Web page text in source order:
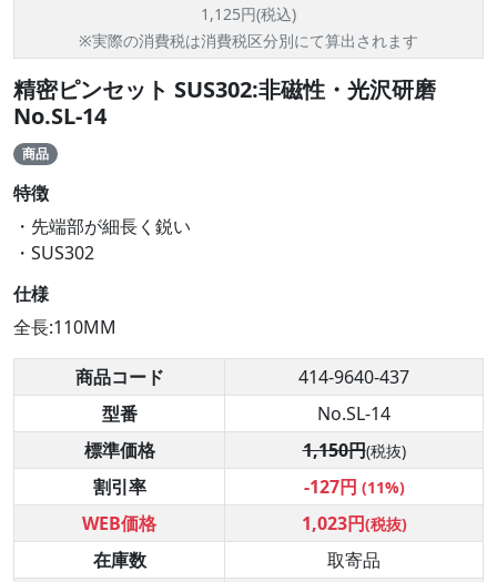
1,125円(税込)
※実際の消費税は消費税区分別にて算出されます
精密ピンセット SUS302:非磁性・光沢研磨
No.SL-14
商品
特徴
・先端部が細長く鋭い
・SUS302
仕様
全長:110MM
商品コード
414-9640-437
型番
No.SL-14
標準価格
1,150円(税抜)
割引率 -127円 (11%)
WEB価格 1,023円(税抜)
在庫数
取寄品